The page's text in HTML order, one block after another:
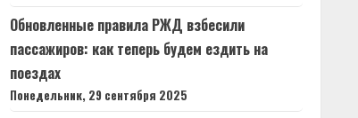
Обновленные правила РЖД взбесили
пассажиров: как теперь будем ездить на
поездах
Понедельник, 29 сентября 2025